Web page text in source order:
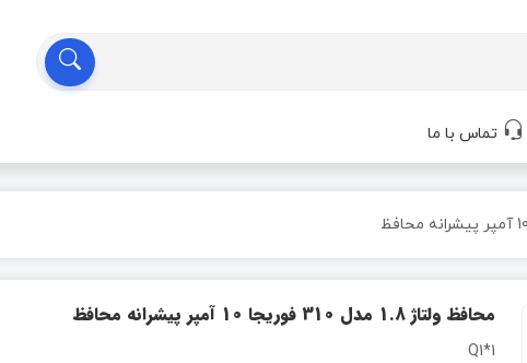
تماس با ما
محافظ ولتاژ 1.8 مدل 310 فوریجا 10 آمپر پیشرانه محافظ
Q1*1